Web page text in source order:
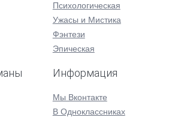
Психологическая
Ужасы и Мистика
Фэнтези
Эпическая
Информация
Мы Вконтакте
В Одноклассниках